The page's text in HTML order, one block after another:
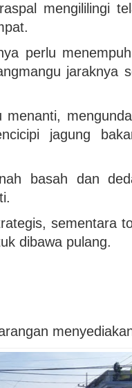
mengililingi
perlu
jaraknya
jagung
basah dan
sementara
dibawa pulang.